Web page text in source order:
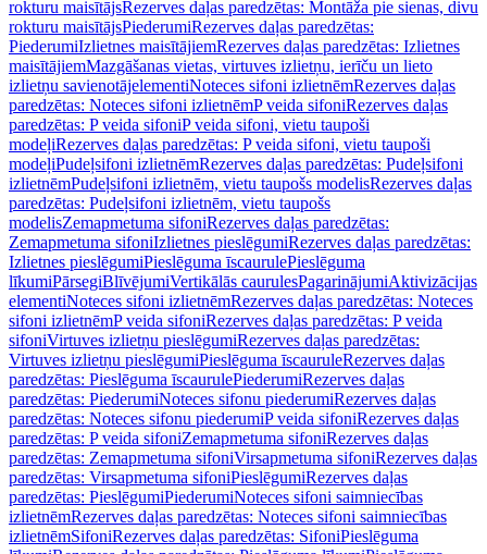
rokturu maisītājsRezerves daļas paredzētas: Montāža pie sienas, divu
rokturu maisītājsPiederumiRezerves daļas paredzētas:
PiederumiIzlietnes maisītājiemRezerves daļas paredzētas: Izlietnes
maisītājiemMazgāšanas vietas, virtuves izlietņu, ierīču un lieto
izlietņu savienotājelementiNoteces sifoni izlietnēmRezerves daļas
paredzētas: Noteces sifoni izlietnēmP veida sifoniRezerves daļas
paredzētas: P veida sifoniP veida sifoni, vietu taupoši
modeļiRezerves daļas paredzētas: P veida sifoni, vietu taupoši
modeļiPudeļsifoni izlietnēmRezerves daļas paredzētas: Pudeļsifoni
izlietnēmPudeļsifoni izlietnēm, vietu taupošs modelisRezerves daļas
paredzētas: Pudeļsifoni izlietnēm, vietu taupošs
modelisZemapmetuma sifoniRezerves daļas paredzētas:
Zemapmetuma sifoniIzlietnes pieslēgumiRezerves daļas paredzētas:
Izlietnes pieslēgumiPieslēguma īscaurulePieslēguma
līkumiPārsegiBlīvējumiVertikālās caurulesPagarinājumiAktivizācijas
elementiNoteces sifoni izlietnēmRezerves daļas paredzētas: Noteces
sifoni izlietnēmP veida sifoniRezerves daļas paredzētas: P veida
sifoniVirtuves izlietņu pieslēgumiRezerves daļas paredzētas:
Virtuves izlietņu pieslēgumiPieslēguma īscauruleRezerves daļas
paredzētas: Pieslēguma īscaurulePiederumiRezerves daļas
paredzētas: PiederumiNoteces sifonu piederumiRezerves daļas
paredzētas: Noteces sifonu piederumiP veida sifoniRezerves daļas
paredzētas: P veida sifoniZemapmetuma sifoniRezerves daļas
paredzētas: Zemapmetuma sifoniVirsapmetuma sifoniRezerves daļas
paredzētas: Virsapmetuma sifoniPieslēgumiRezerves daļas
paredzētas: PieslēgumiPiederumiNoteces sifoni saimniecības
izlietnēmRezerves daļas paredzētas: Noteces sifoni saimniecības
izlietnēmSifoniRezerves daļas paredzētas: SifoniPieslēguma